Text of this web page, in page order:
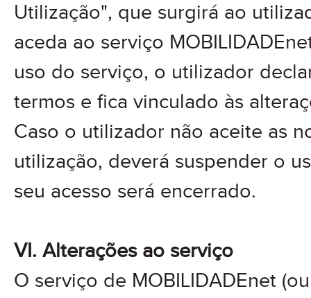
Utilização", que surgirá ao
aceda ao serviço
uso do serviço, o utilizador
termos e fica vinculado às
Caso o utilizador não aceite as
utilização, deverá suspender o
seu acesso será encerrado.
VI. Alterações ao serviço
O serviço de MOBILIDADEnet